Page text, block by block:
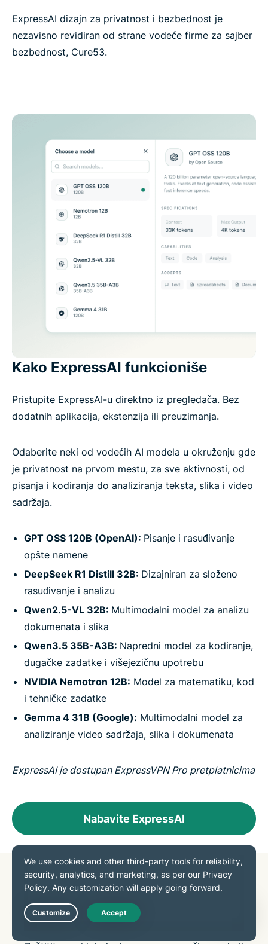
ExpressAI dizajn za privatnost i bezbednost je
nezavisno revidiran od strane vodeće firme za sajber
bezbednost, Cure53.
Kako ExpressAI funkcioniše
Pristupite ExpressAI-u direktno iz pregledača. Bez
dodatnih aplikacija, ekstenzija ili preuzimanja.
Odaberite neki od vodećih AI modela u okruženju gde
je privatnost na prvom mestu, za sve aktivnosti, od
pisanja i kodiranja do analiziranja teksta, slika i video
sadržaja.
GPT OSS 120B (OpenAI): Pisanje i rasuđivanje
opšte namene
DeepSeek R1 Distill 32B: Dizajniran za složeno
rasuđivanje i analizu
Qwen2.5-VL 32B: Multimodalni model za analizu
dokumenata i slika
Qwen3.5 35B-A3B: Napredni model za kodiranje,
dugačke zadatke i višejezičnu upotrebu
NVIDIA Nemotron 12B: Model za matematiku, kod
i tehničke zadatke
Gemma 4 31B (Google): Multimodalni model za
analiziranje video sadržaja, slika i dokumenata
ExpressAI je dostupan ExpressVPN Pro pretplatnicima
Nabavite ExpressAI
Zaštitite svoj imejl uz
ExpressMailGuard